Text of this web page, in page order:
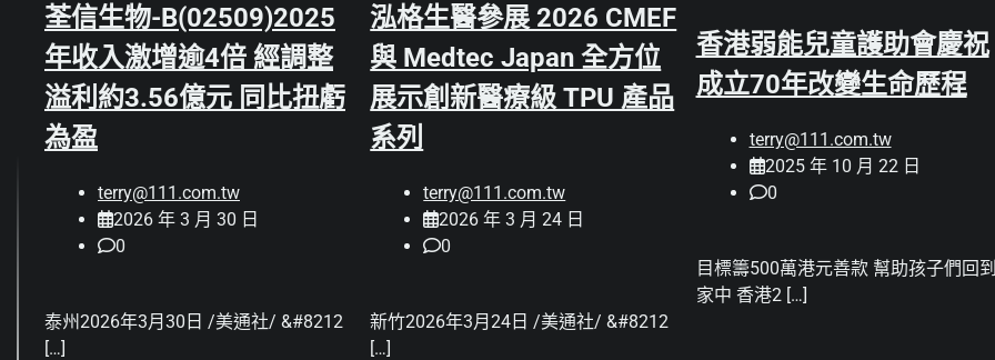
荃信生物-B(02509)2025
年收入激增逾4倍 經調整
溢利約3.56億元 同比扭虧
為盈
terry@111.com.tw
2026 年 3 月 30 日
0
泰州2026年3月30日 /美通社/ &#8212
[…]
泓格生醫參展 2026 CMEF
與 Medtec Japan 全方位
展示創新醫療級 TPU 產品
系列
terry@111.com.tw
2026 年 3 月 24 日
0
新竹2026年3月24日 /美通社/ &#8212
[…]
香港弱能兒童護助會慶祝
成立70年改變生命歷程
terry@111.com.tw
2025 年 10 月 22 日
0
目標籌500萬港元善款 幫助孩子們回
家中 香港2 […]